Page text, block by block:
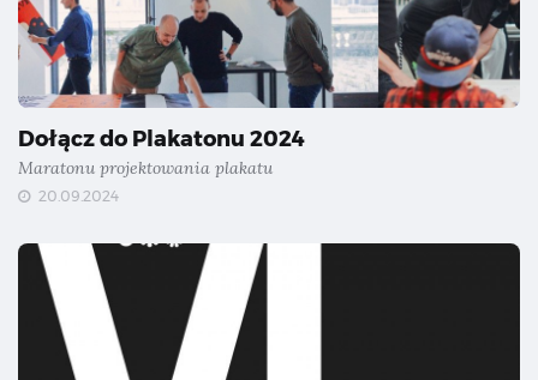
Dołącz do Plakatonu 2024
Maratonu projektowania plakatu
20.09.2024